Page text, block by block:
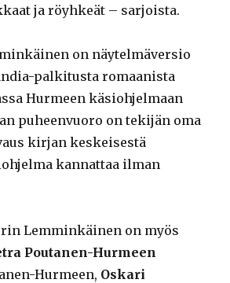
ja röyhkeät – sarjoista.
on näytelmäversio
palkitusta romaanista
Hurmeen käsiohjelmaan
puheenvuoro on tekijän oma
kirjan keskeisestä
kannattaa ilman
Lemminkäinen on myös
Poutanen-Hurmeen
Hurmeen, Oskari